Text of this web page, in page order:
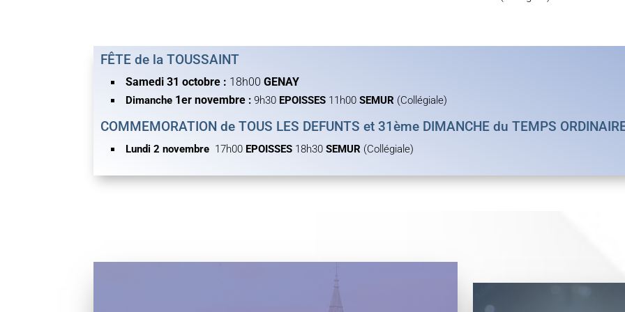
FÊTE de la TOUSSAINT
Samedi 31 octobre : 18h00GENAY
Dimanche 1er novembre :9h30 EPOISSES 11h00SEMUR (Collégiale)
COMMEMORATION de TOUS LES DEFUNTS et 31ème DIMANCHE du TEMPS
Lundi 2 novembre 17h00 EPOISSES 18h30SEMUR (Collégiale)